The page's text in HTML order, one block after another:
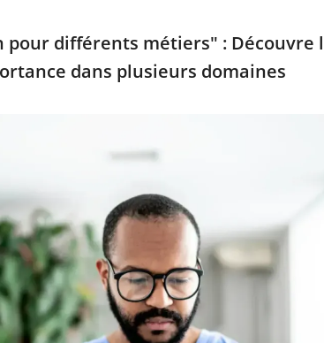
pour différents métiers" : Découvre
dans plusieurs domaines